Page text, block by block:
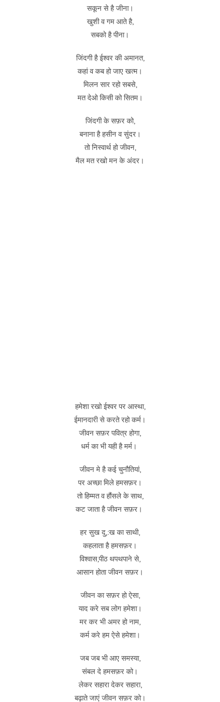
सकून से है जीना।
खुशी व गम आते है,
सबको है पीना।
जिंदगी है ईश्वर की अमानत,
कहां व कब हो जाए खत्म।
मिलन सार रहो सबसे,
मत देओ किसी को सितम।
जिंदगी के सफ़र को,
बनाना है हसीन व सुंदर।
तो निस्वार्थ हो जीवन,
मैल मत रखो‌ मन के अंदर।
हमेशा रखो ईश्वर पर आस्था,
ईमानदारी से करते रहो कर्म।
जीवन सफ़र पवित्र होगा,
धर्म का भी यही है‌ मर्म।
जीवन मे है कई चुनौतियां,
पर अच्छा मिले हमसफ़र।
तो हिम्मत व‌ हौंसले के साथ,
कट जाता है जीवन सफ़र।
हर सुख दु,:ख का साथी,
कहलाता है हमसफ़र।
विश्वास,पीठ थपथपाने से,
आसान होता जीवन सफ़र।
जीवन का सफ़र हो ऐसा,
याद करे सब लोग हमेशा।
मर कर भी अमर हो नाम,
कर्म करे हम ऐसे हमेशा।
जब जब भी आए समस्या,
संबल दे हमसफ़र को।
लेकर सहारा देकर सहारा,
बढ़ाते जाएं जीवन सफ़र को।